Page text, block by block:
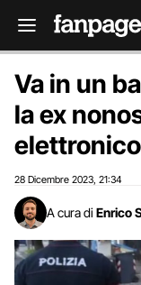
Va in un
la ex
28 Dicembre 2023 21:34
A cura di Enrico